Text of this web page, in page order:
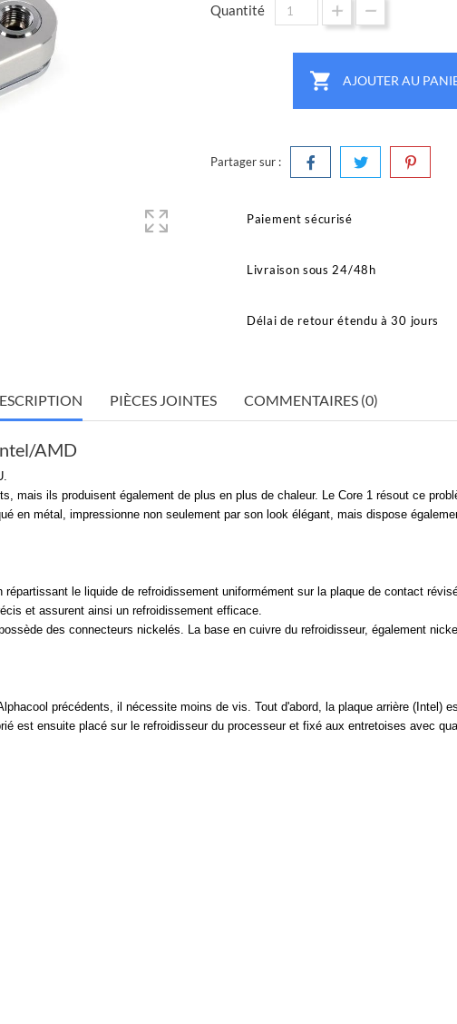
Quantité
 AJOUTER AU
Partager sur :
Paiement sécurisé
Livraison sous 24/48h
Délai de retour étendu à 30 jours
PIÈCES JOINTES COMMENTAIRES (0)
AMD
mais ils produisent également de plus en plus de chaleur. Le Core 1 résout ce
en métal, impressionne non seulement par son look élégant, mais dispose
le liquide de refroidissement uniformément sur la plaque de contact
et assurent ainsi un refroidissement efficace.
des connecteurs nickelés. La base en cuivre du refroidisseur, également
précédents, il nécessite moins de vis. Tout d'abord, la plaque arrière (Intel)
est ensuite placé sur le refroidisseur du processeur et fixé aux entretoises avec